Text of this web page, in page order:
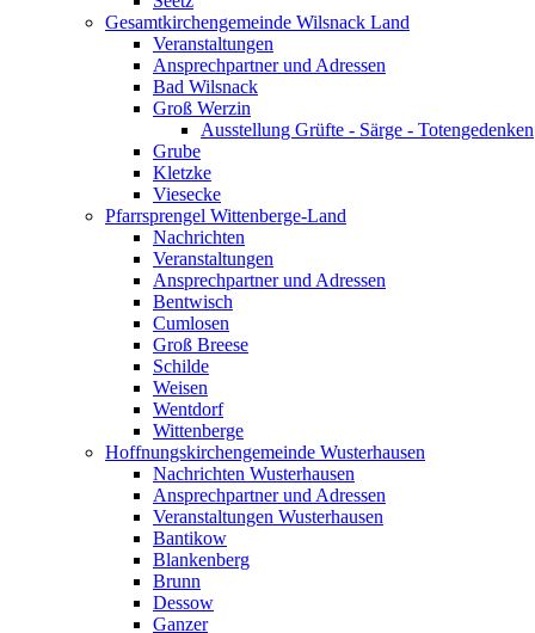
Gesamtkirchengemeinde Wilsnack Land
Veranstaltungen
Ansprechpartner und Adressen
Bad Wilsnack
Groß Werzin
Ausstellung Grüfte - Särge - Totengedenken
Grube
Kletzke
Viesecke
Pfarrsprengel Wittenberge-Land
Nachrichten
Veranstaltungen
Ansprechpartner und Adressen
Bentwisch
Cumlosen
Groß Breese
Schilde
Weisen
Wentdorf
Wittenberge
Hoffnungskirchengemeinde Wusterhausen
Nachrichten Wusterhausen
Ansprechpartner und Adressen
Veranstaltungen Wusterhausen
Bantikow
Blankenberg
Brunn
Dessow
Ganzer